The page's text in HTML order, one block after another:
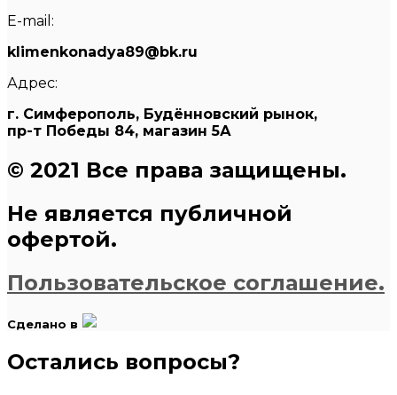
E-mail:
klimenkonadya89@bk.ru
Адрес:
г. Симферополь, Будённовский рынок,
пр-т Победы 84, магазин 5А
© 2021 Все права защищены.
Не является публичной
офертой.
Пользовательское соглашение.
Сделано в
Остались вопросы?